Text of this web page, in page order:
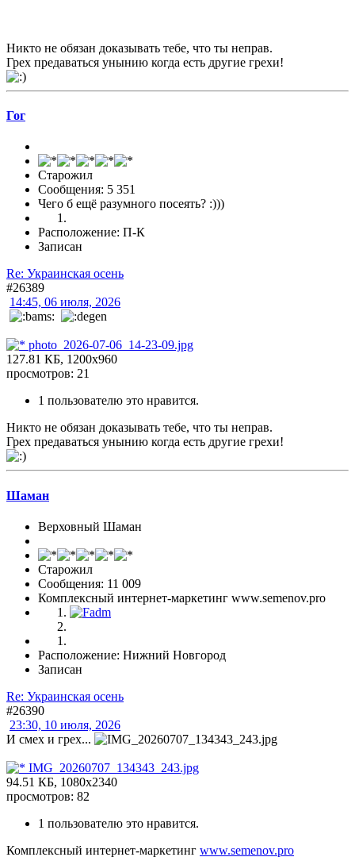
Никто не обязан доказывать тебе, что ты неправ.
Грех предаваться унынию когда есть другие грехи!
Гог
Старожил
Сообщения: 5 351
Чего б ещё разумного посеять? :)))
Расположение: П-К
Записан
Re: Украинская осень
#26389
14:45, 06 июля, 2026
photo_2026-07-06_14-23-09.jpg
127.81 КБ, 1200x960
просмотров: 21
1 пользователю это нравится.
Никто не обязан доказывать тебе, что ты неправ.
Грех предаваться унынию когда есть другие грехи!
Шаман
Верховный Шаман
Старожил
Сообщения: 11 009
Комплексный интернет-маркетинг www.semenov.pro
Расположение: Нижний Новгород
Записан
Re: Украинская осень
#26390
23:30, 10 июля, 2026
И смех и грех...
IMG_20260707_134343_243.jpg
94.51 КБ, 1080x2340
просмотров: 82
1 пользователю это нравится.
Комплексный интернет-маркетинг www.semenov.pro